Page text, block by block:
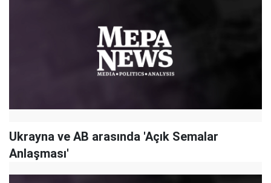
Ukrayna ve AB arasında 'Açık Semalar
Anlaşması'